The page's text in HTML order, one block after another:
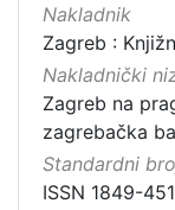
Nakladnik
Zagreb :
Nakladnički
Zagreb na
zagrebačka
Standardni
ISSN 1849-